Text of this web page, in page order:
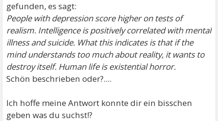
gefunden, es sagt:
People with depression score higher on tests of
realism. Intelligence is positively correlated with mental
illness and suicide. What this indicates is that if the
mind understands too much about reality, it wants to
destroy itself. Human life is existential horror.
Schön beschrieben oder?....
Ich hoffe meine Antwort konnte dir ein bisschen
geben was du suchst!?